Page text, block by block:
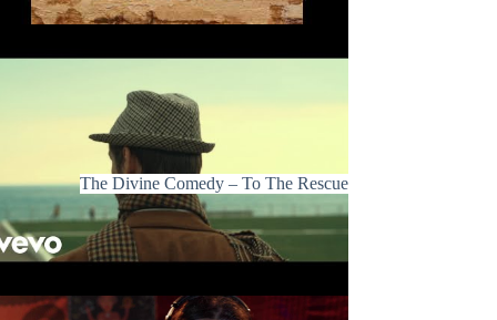
The Divine Comedy – To The Rescue